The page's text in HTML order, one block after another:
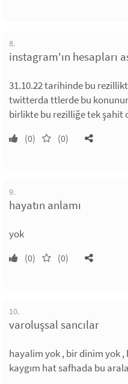
8.
instagram'ın hesapları
31.10.22 tarihinde bu
twitterda ttlerde bu
birlikte bu rezilliğe tek şahit
(0) (0)
9.
hayatın anlamı
yok
(0) (0)
10.
varoluşsal sancılar
hayalim yok , bir dinim yok ,
kaygım hat safhada bu